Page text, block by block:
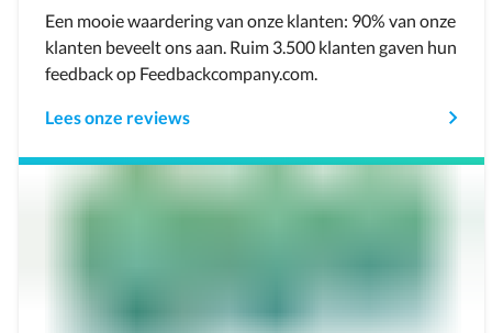
Een mooie waardering van onze klanten: 90% van onze
klanten beveelt ons aan. Ruim 3.500 klanten gaven hun
feedback op Feedbackcompany.com.
Lees onze reviews